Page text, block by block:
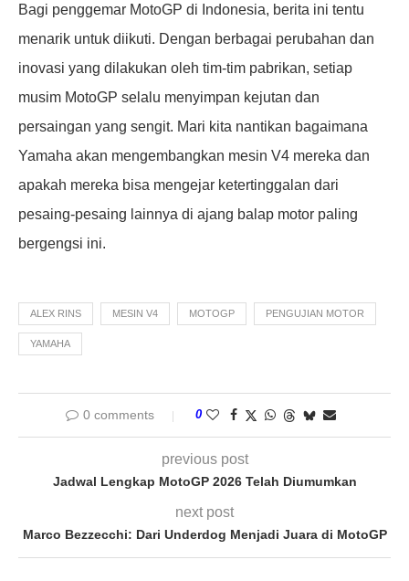
Bagi penggemar MotoGP di Indonesia, berita ini tentu
menarik untuk diikuti. Dengan berbagai perubahan dan
inovasi yang dilakukan oleh tim-tim pabrikan, setiap
musim MotoGP selalu menyimpan kejutan dan
persaingan yang sengit. Mari kita nantikan bagaimana
Yamaha akan mengembangkan mesin V4 mereka dan
apakah mereka bisa mengejar ketertinggalan dari
pesaing-pesaing lainnya di ajang balap motor paling
bergengsi ini.
ALEX RINS MESIN V4 MOTOGP PENGUJIAN MOTOR
YAMAHA
0 comments 0
previous post
Jadwal Lengkap MotoGP 2026 Telah Diumumkan
next post
Marco Bezzecchi: Dari Underdog Menjadi Juara di MotoGP